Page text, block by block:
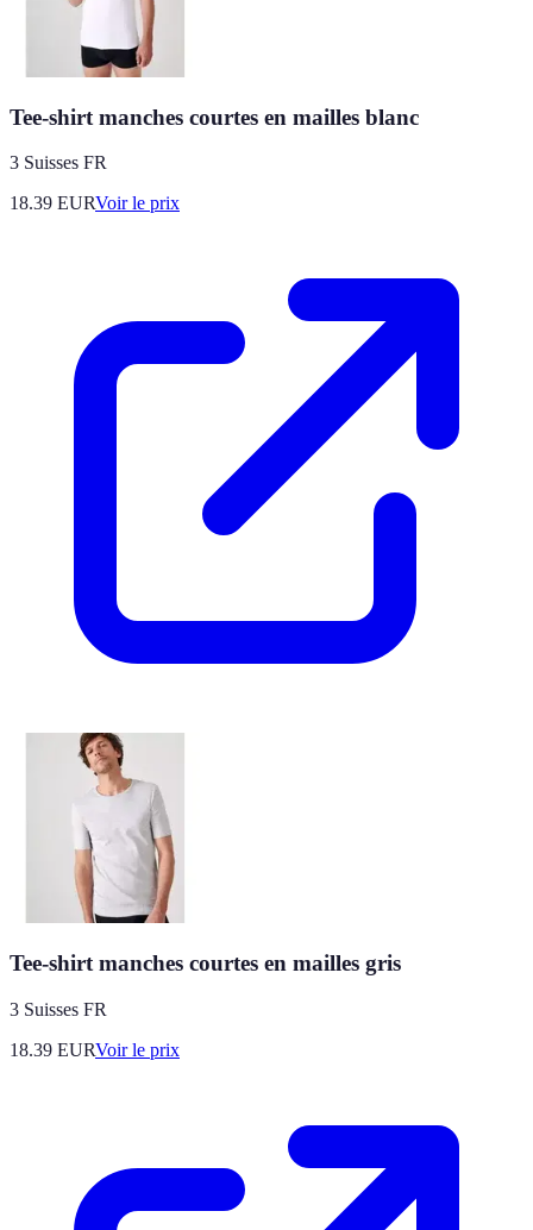
Tee-shirt manches courtes en mailles blanc
3 Suisses FR
18.39 EURVoir le prix
Tee-shirt manches courtes en mailles gris
3 Suisses FR
18.39 EURVoir le prix